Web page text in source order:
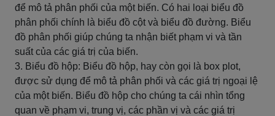
để mô tả phân phối của một biến. Có hai loại biểu đồ
phân phối chính là biểu đồ cột và biểu đồ đường. Biểu
đồ phân phối giúp chúng ta nhận biết phạm vi và tần
suất của các giá trị của biến.
3. Biểu đồ hộp: Biểu đồ hộp, hay còn gọi là box plot,
được sử dụng để mô tả phân phối và các giá trị ngoại lệ
của một biến. Biểu đồ hộp cho chúng ta cái nhìn tổng
quan về phạm vi, trung vị, các phần vị và các giá trị